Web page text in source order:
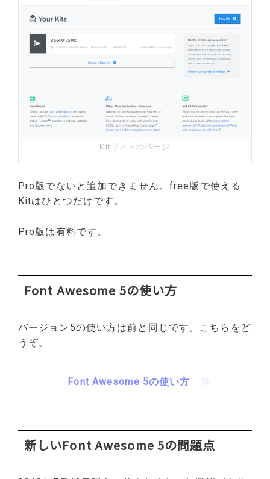
Kitリストのページ
Pro版でないと追加できません。free版で使える
Kitはひとつだけです。
Pro版は有料です。
Font Awesome 5の使い方
バージョン5の使い方は前と同じです。こちらをど
うぞ。
Font Awesome 5の使い方
新しいFont Awesome 5の問題点